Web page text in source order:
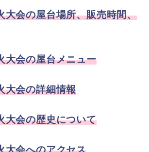
大会の屋台場所、販売時間、
大会の屋台メニュー
大会の詳細情報
大会の歴史について
大会へのアクセス